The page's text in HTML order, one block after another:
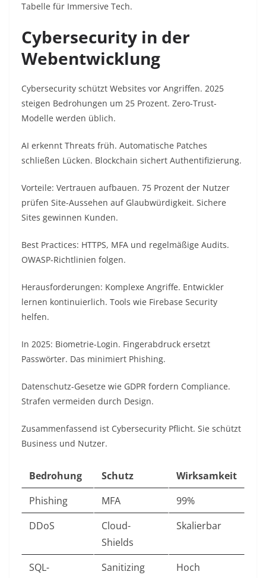
Tabelle für Immersive Tech.​
Cybersecurity in der
Webentwicklung
Cybersecurity schützt Websites vor Angriffen. 2025
steigen Bedrohungen um 25 Prozent. Zero-Trust-
Modelle werden üblich.​
AI erkennt Threats früh. Automatische Patches
schließen Lücken. Blockchain sichert Authentifizierung.​
Vorteile: Vertrauen aufbauen. 75 Prozent der Nutzer
prüfen Site-Aussehen auf Glaubwürdigkeit. Sichere
Sites gewinnen Kunden.​
Best Practices: HTTPS, MFA und regelmäßige Audits.
OWASP-Richtlinien folgen.​
Herausforderungen: Komplexe Angriffe. Entwickler
lernen kontinuierlich. Tools wie Firebase Security
helfen.​
In 2025: Biometrie-Login. Fingerabdruck ersetzt
Passwörter. Das minimiert Phishing.​
Datenschutz-Gesetze wie GDPR fordern Compliance.
Strafen vermeiden durch Design.​
Zusammenfassend ist Cybersecurity Pflicht. Sie schützt
Business und Nutzer.​
Bedrohung Schutz
Wirksamkeit
Phishing
MFA
99% ​
DDoS
Cloud-
Shields
Skalierbar ​
SQL-
Sanitizing Hoch ​